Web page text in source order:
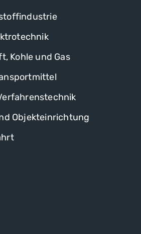
Kohle und Gas
Objekteinrichtung